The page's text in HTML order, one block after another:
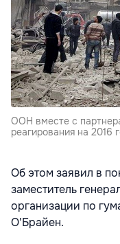
ООН вместе с
реагирования на 2016
Об этом заявил в
заместитель
организации по
О'Брайен.